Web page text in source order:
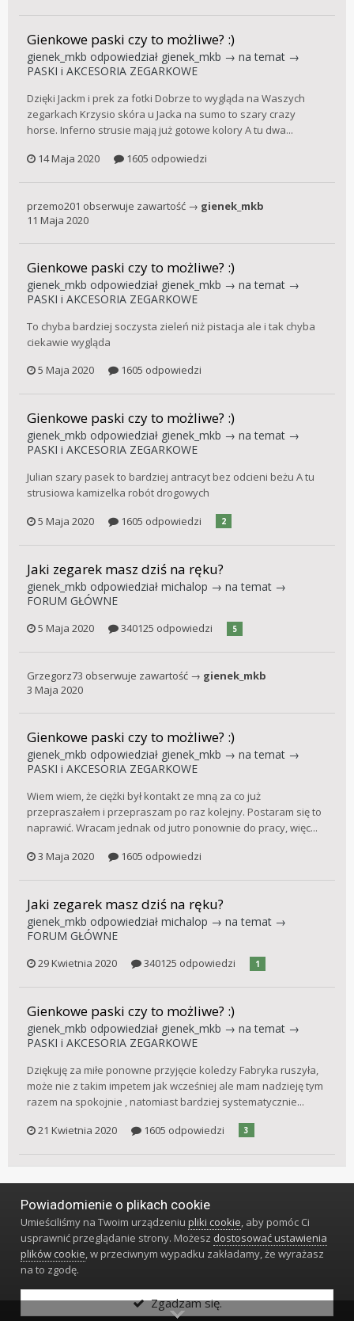
Gienkowe paski czy to możliwe? :)
gienek_mkb odpowiedział gienek_mkb → na temat →
PASKI i AKCESORIA ZEGARKOWE
Dzięki Jackm i prek za fotki Dobrze to wygląda na Waszych
zegarkach Krzysio skóra u Jacka na sumo to szary crazy
horse. Inferno strusie mają już gotowe kolory A tu dwa...
14 Maja 2020
1605 odpowiedzi
przemo201 obserwuje zawartość → gienek_mkb
11 Maja 2020
Gienkowe paski czy to możliwe? :)
gienek_mkb odpowiedział gienek_mkb → na temat →
PASKI i AKCESORIA ZEGARKOWE
To chyba bardziej soczysta zieleń niż pistacja ale i tak chyba
ciekawie wygląda
5 Maja 2020
1605 odpowiedzi
Gienkowe paski czy to możliwe? :)
gienek_mkb odpowiedział gienek_mkb → na temat →
PASKI i AKCESORIA ZEGARKOWE
Julian szary pasek to bardziej antracyt bez odcieni beżu A tu
strusiowa kamizelka robót drogowych
5 Maja 2020
1605 odpowiedzi 2
Jaki zegarek masz dziś na ręku?
gienek_mkb odpowiedział michalop → na temat →
FORUM GŁÓWNE
5 Maja 2020 340125 odpowiedzi 5
Grzegorz73 obserwuje zawartość → gienek_mkb
3 Maja 2020
Gienkowe paski czy to możliwe? :)
gienek_mkb odpowiedział gienek_mkb → na temat →
PASKI i AKCESORIA ZEGARKOWE
Wiem wiem, że ciężki był kontakt ze mną za co już
przepraszałem i przepraszam po raz kolejny. Postaram się to
naprawić. Wracam jednak od jutro ponownie do pracy, więc...
3 Maja 2020
1605 odpowiedzi
Jaki zegarek masz dziś na ręku?
gienek_mkb odpowiedział michalop → na temat →
FORUM GŁÓWNE
29 Kwietnia 2020 340125 odpowiedzi 1
Gienkowe paski czy to możliwe? :)
gienek_mkb odpowiedział gienek_mkb → na temat →
PASKI i AKCESORIA ZEGARKOWE
Dziękuję za miłe ponowne przyjęcie koledzy Fabryka ruszyła,
może nie z takim impetem jak wcześniej ale mam nadzieję tym
razem na spokojnie , natomiast bardziej systematycznie...
21 Kwietnia 2020
1605 odpowiedzi 3
Język Styl Polityka prywatności
Klub Miłośników Zegarów i Zegarków
Powered by Invision Community
Powiadomienie o plikach cookie
Umieściliśmy na Twoim urządzeniupliki cookie, aby pomóc Ci
usprawnić przeglądanie strony. Możesz dostosować ustawienia
plików cookie, w przeciwnym wypadku zakładamy, że wyrażasz
na to zgodę.
Zgadzam się.